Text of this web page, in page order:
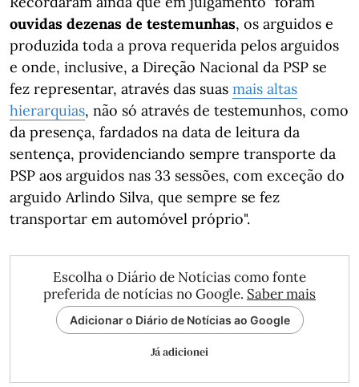
ouvidas dezenas de testemunhas, os arguidos e
produzida toda a prova requerida pelos arguidos
e onde, inclusive, a Direção Nacional da PSP se
fez representar, através das suas mais altas
hierarquias, não só através de testemunhos, como
da presença, fardados na data de leitura da
sentença, providenciando sempre transporte da
PSP aos arguidos nas 33 sessões, com exceção do
arguido Arlindo Silva, que sempre se fez
transportar em automóvel próprio".
Escolha o Diário de Notícias como fonte
preferida de notícias no Google. Saber mais
Adicionar o Diário de Notícias ao Google
Já adicionei